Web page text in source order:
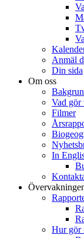
Anmäl
Din sida
Om oss
Vad gör
Filmer
In
Hur gör